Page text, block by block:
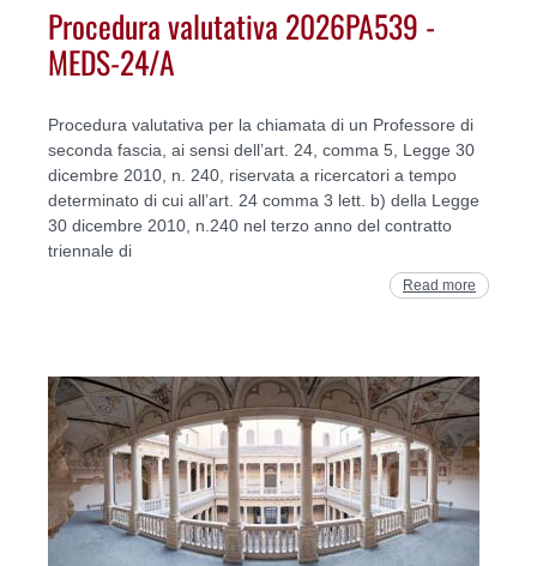
Procedura valutativa 2026PA539 -
MEDS-24/A
Procedura valutativa per la chiamata di un Professore di
seconda fascia, ai sensi dell’art. 24, comma 5, Legge 30
dicembre 2010, n. 240, riservata a ricercatori a tempo
determinato di cui all’art. 24 comma 3 lett. b) della Legge
30 dicembre 2010, n.240 nel terzo anno del contratto
triennale di
Read more